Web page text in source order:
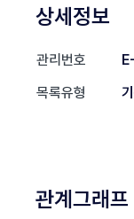
상세정보
관리번호
목록유형
관계그래